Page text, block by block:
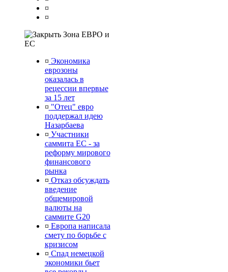
¤
¤
Зона ЕВРО и
ЕС
¤ Экономика
еврозоны
оказалась в
рецессии впервые
за 15 лет
¤ "Отец" евро
поддержал идею
Назарбаева
¤ Участники
саммита ЕС - за
реформу мирового
финансового
рынка
¤ Отказ обсуждать
введение
общемировой
валюты на
саммите G20
¤ Европа написала
смету по борьбе с
кризисом
¤ Спад немецкой
экономики бьет